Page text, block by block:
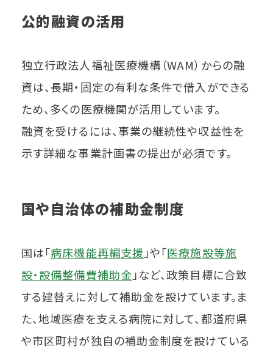
公的融資の活用
独立行政法人福祉医療機構（WAM）からの融
資は、長期・固定の有利な条件で借入ができる
ため、多くの医療機関が活用しています。
融資を受けるには、事業の継続性や収益性を
示す詳細な事業計画書の提出が必須です。
国や自治体の補助金制度
国は「病床機能再編支援 」や「医療施設等施
設・設備整備費補助金 」など、政策目標に合致
する建替えに対して補助金を設けています。ま
た、地域医療を支える病院に対して、都道府県
や市区町村が独自の補助金制度を設けている